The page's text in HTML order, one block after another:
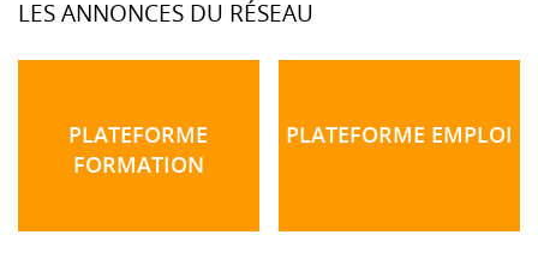
LES ANNONCES DU RÉSEAU
PLATEFORME
FORMATION
PLATEFORME EMPLOI